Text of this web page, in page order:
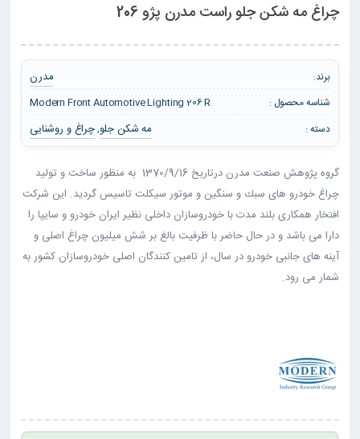
چراغ مه شکن جلو راست مدرن پژو 206
برند: مدرن
شناسه محصول :
Modern Front Automotive Lighting 206 R
دسته :
مه شکن جلو,چراغ و روشنایی
گروه پژوهش صنعت مدرن درتاريخ 1370/9/16 به منظور ساخت و توليد
چراغ خودرو های سبك و سنگين و موتور سيكلت تاسيس گرديد. این شرکت
افتخار همکاری بلند مدت با خودروسازان داخلی نظیر ایران خودرو و سایپا را
دارا می باشد و در حال حاضر با ظرفیت بالغ بر شش میلیون چراغ اصلی و
آینه های جانبی خودرو در سال، از تامین کنندگان اصلی خودروسازان کشور به
شمار می رود.